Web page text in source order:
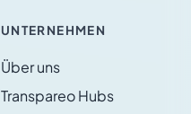
UNTERNEHMEN
Über uns
Transpareo Hubs